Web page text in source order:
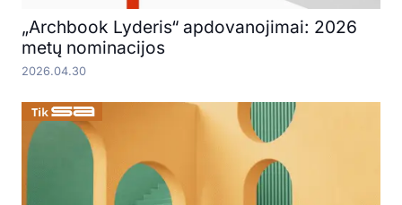
„Archbook Lyderis“ apdovanojimai: 2026
metų nominacijos
2026.04.30